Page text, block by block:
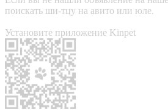
поискать ши-тцу на авито или юле.
Установите приложение Kinpet